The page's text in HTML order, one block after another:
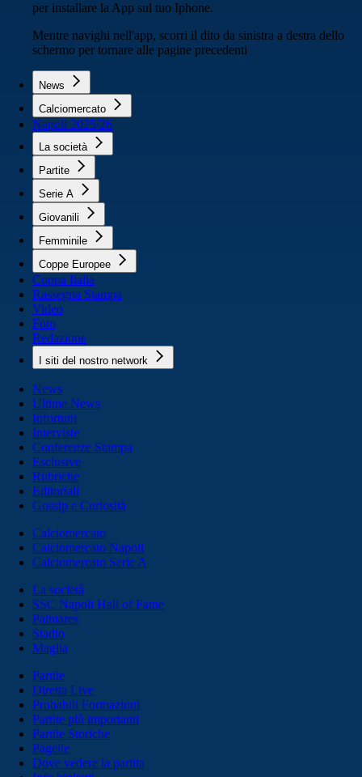
per installare la App sul tuo Iphone.
Mentre navighi nell'app, scorri il dito da sinistra a destra dello
schermo per tornare alle pagine precedenti
News
Calciomercato
Napoli 2025/26
La società
Partite
Serie A
Giovanili
Femminile
Coppe Europee
Coppa Italia
Rassegna Stampa
Video
Foto
Redazione
I siti del nostro network
News
Ultime News
Infortuni
Interviste
Conferenze Stampa
Esclusive
Rubriche
Editoriali
Gossip e Curiosità
Calciomercato
Calciomercato Napoli
Calciomercato Serie A
La società
SSC Napoli Hall of Fame
Palmares
Stadio
Maglia
Partite
Diretta Live
Probabili Formazioni
Partite più importanti
Partite Storiche
Pagelle
Dove vedere la partita